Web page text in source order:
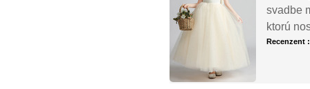
svadbe
ktorú
Recenzent